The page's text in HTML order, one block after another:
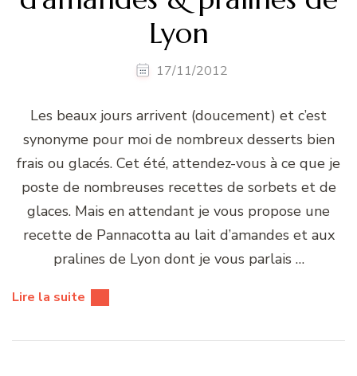
Lyon
17/11/2012
Les beaux jours arrivent (doucement) et c’est
synonyme pour moi de nombreux desserts bien
frais ou glacés. Cet été, attendez-vous à ce que je
poste de nombreuses recettes de sorbets et de
glaces. Mais en attendant je vous propose une
recette de Pannacotta au lait d’amandes et aux
pralines de Lyon dont je vous parlais …
Lire la suite